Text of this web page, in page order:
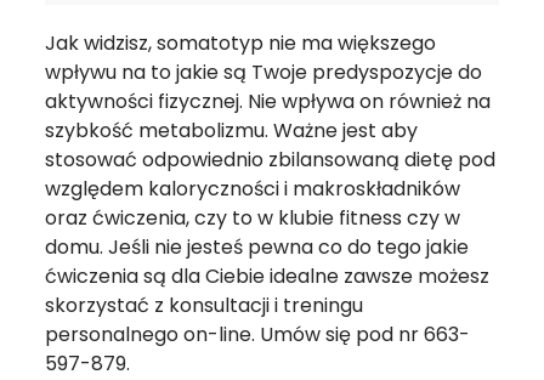
Jak widzisz, somatotyp nie ma większego
wpływu na to jakie są Twoje predyspozycje do
aktywności fizycznej. Nie wpływa on również na
szybkość metabolizmu. Ważne jest aby
stosować odpowiednio zbilansowaną dietę pod
względem kaloryczności i makroskładników
oraz ćwiczenia, czy to w klubie fitness czy w
domu. Jeśli nie jesteś pewna co do tego jakie
ćwiczenia są dla Ciebie idealne zawsze możesz
skorzystać z konsultacji i treningu
personalnego on-line. Umów się pod nr 663-
597-879.